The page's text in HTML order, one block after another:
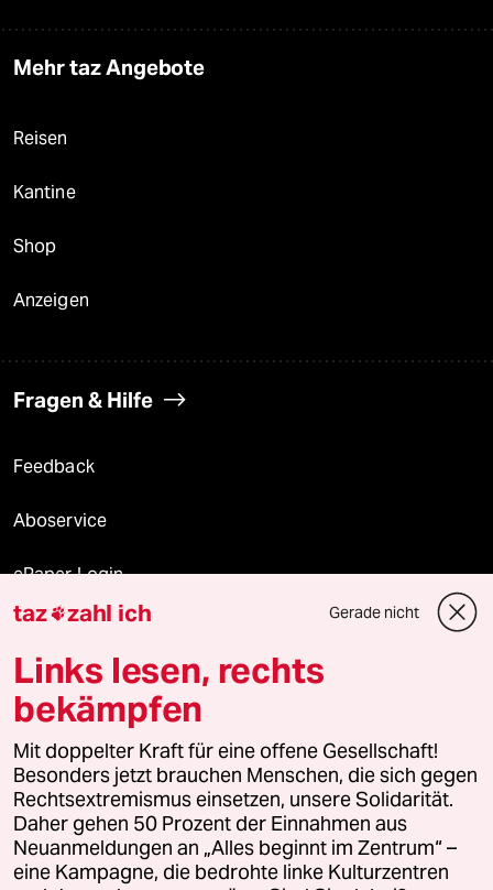
Mehr taz Angebote
Reisen
Kantine
Shop
Anzeigen
Fragen & Hilfe
Feedback
Aboservice
ePaper Login
Downloads für Abonnierende
© 2026 taz Verlags und Vertriebs GmbH
Alle Rechte vorbehalten. Bei rechtlichen Fragen oder für Genehmigungen
wenden Sie sich bitte an
lizenzen@taz.de
Feedback Redaktionsstatut Kommune-Richtlinien
taz zahl ich Gerade nicht
Links lesen, rechts
bekämpfen
Mit doppelter Kraft für eine offene Gesellschaft!
Besonders jetzt brauchen Menschen, die sich gegen
Rechtsextremismus einsetzen, unsere Solidarität.
Daher gehen 50 Prozent der Einnahmen aus
Neuanmeldungen an „Alles beginnt im Zentrum“ –
eine Kampagne, die bedrohte linke Kulturzentren